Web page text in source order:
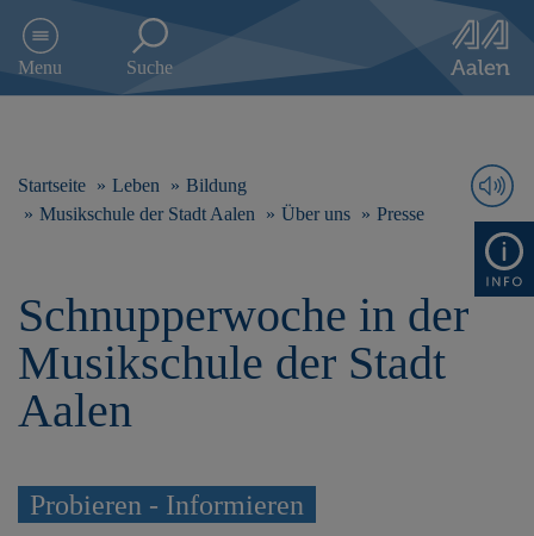
e
p
g
Menu Suche
Startseite Leben
Bildung
Musikschule der Stadt Aalen
Über uns Presse
Schnupperwoche in der
Musikschule der Stadt
Aalen
Probieren - Informieren